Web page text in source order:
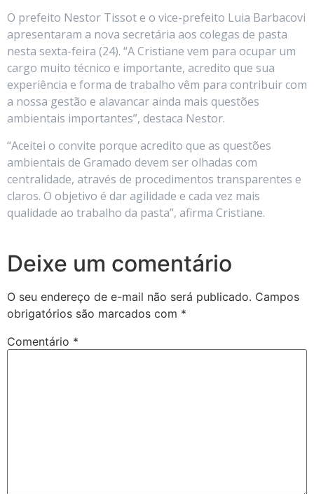
O prefeito Nestor Tissot e o vice-prefeito Luia Barbacovi
apresentaram a nova secretária aos colegas de pasta
nesta sexta-feira (24). “A Cristiane vem para ocupar um
cargo muito técnico e importante, acredito que sua
experiência e forma de trabalho vêm para contribuir com
a nossa gestão e alavancar ainda mais questões
ambientais importantes”, destaca Nestor.
“Aceitei o convite porque acredito que as questões
ambientais de Gramado devem ser olhadas com
centralidade, através de procedimentos transparentes e
claros. O objetivo é dar agilidade e cada vez mais
qualidade ao trabalho da pasta”, afirma Cristiane.
Deixe um comentário
O seu endereço de e-mail não será publicado. Campos
obrigatórios são marcados com *
Comentário *